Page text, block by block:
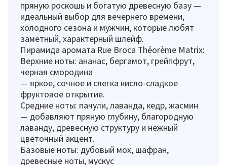
пряную роскошь и богатую древесную базу —
идеальный выбор для вечернего времени,
холодного сезона и мужчин, которые любят
заметный, характерный шлейф.
Пирамида аромата Rue Broca Théorème Matrix:
Верхние ноты: ананас, бергамот, грейпфрут,
черная смородина
— яркое, сочное и слегка кисло-сладкое
фруктовое открытие.
Средние ноты: пачули, лаванда, кедр, жасмин
— добавляют пряную глубину, благородную
лаванду, древесную структуру и нежный
цветочный акцент.
Базовые ноты: дубовый мох, шафран,
древесные ноты, мускус